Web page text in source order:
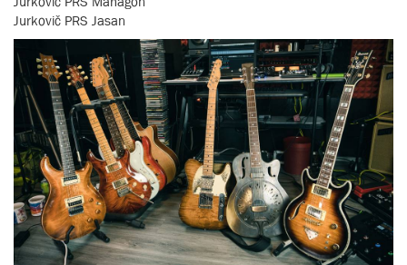
Jurkovič PRS Jasan